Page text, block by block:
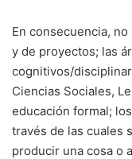
En consecuencia,
y de proyectos; las
cognitivos/
Ciencias Sociales,
educación formal;
través de las cuales
producir una cosa o